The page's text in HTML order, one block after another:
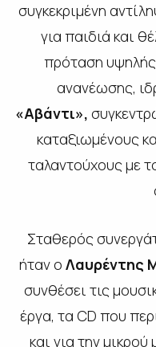
συγκεκριμένη
για παιδιά και
πρόταση υψηλής
ανανέωσης,
«Αβάντι»,
καταξιωμένους
ταλαντούχους με
Σταθερός
ήταν ο Λαυρέντης
συνθέσει τις
έργα, τα CD που
και για την μικρού